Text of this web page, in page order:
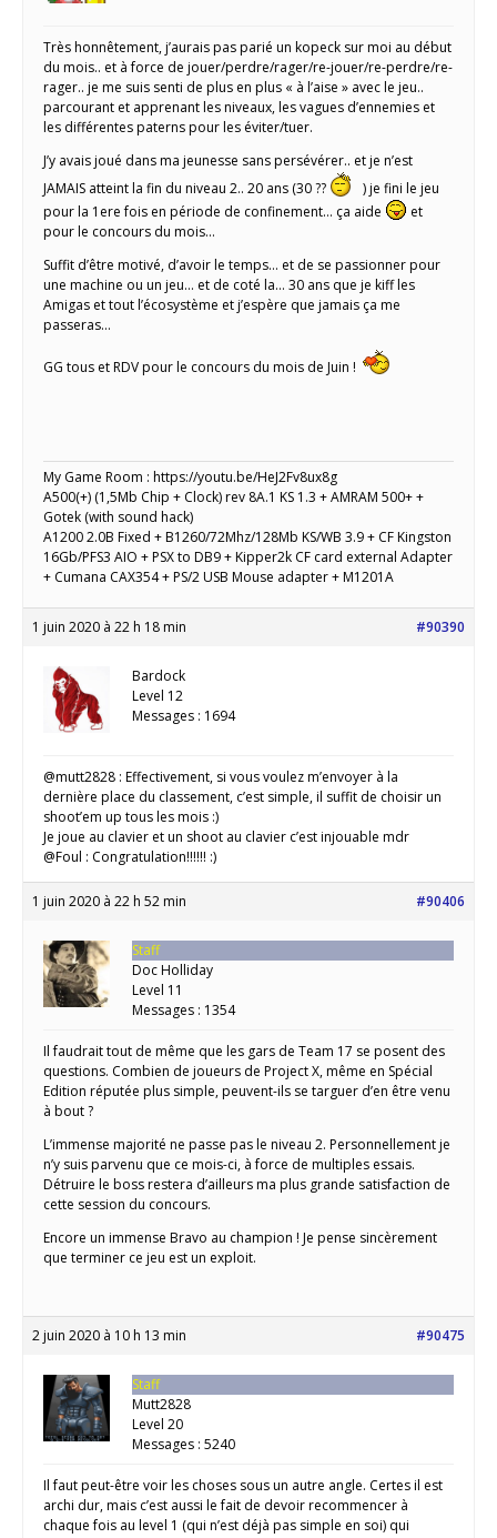
Très honnêtement, j’aurais pas parié un kopeck sur moi au début
du mois.. et à force de jouer/perdre/rager/re-jouer/re-perdre/re-
rager.. je me suis senti de plus en plus « à l’aise » avec le jeu..
parcourant et apprenant les niveaux, les vagues d’ennemies et
les différentes paterns pour les éviter/tuer.
J’y avais joué dans ma jeunesse sans persévérer.. et je n’est
JAMAIS atteint la fin du niveau 2.. 20 ans (30 ??
) je fini le jeu
pour la 1ere fois en période de confinement… ça aide
et
pour le concours du mois…
Suffit d’être motivé, d’avoir le temps… et de se passionner pour
une machine ou un jeu… et de coté la… 30 ans que je kiff les
Amigas et tout l’écosystème et j’espère que jamais ça me
passeras…
GG tous et RDV pour le concours du mois de Juin !
My Game Room : https://youtu.be/HeJ2Fv8ux8g
A500(+) (1,5Mb Chip + Clock) rev 8A.1 KS 1.3 + AMRAM 500+ +
Gotek (with sound hack)
A1200 2.0B Fixed + B1260/72Mhz/128Mb KS/WB 3.9 + CF Kingston
16Gb/PFS3 AIO + PSX to DB9 + Kipper2k CF card external Adapter
+ Cumana CAX354 + PS/2 USB Mouse adapter + M1201A
1 juin 2020 à 22 h 18 min #90390
Bardock
Level 12
Messages : 1694
@mutt2828 : Effectivement, si vous voulez m’envoyer à la
dernière place du classement, c’est simple, il suffit de choisir un
shoot’em up tous les mois :)
Je joue au clavier et un shoot au clavier c’est injouable mdr
@Foul : Congratulation!!!!!! :)
1 juin 2020 à 22 h 52 min #90406
Staff
Doc Holliday
Level 11
Messages : 1354
Il faudrait tout de même que les gars de Team 17 se posent des
questions. Combien de joueurs de Project X, même en Spécial
Edition réputée plus simple, peuvent-ils se targuer d’en être venu
à bout ?
L’immense majorité ne passe pas le niveau 2. Personnellement je
n’y suis parvenu que ce mois-ci, à force de multiples essais.
Détruire le boss restera d’ailleurs ma plus grande satisfaction de
cette session du concours.
Encore un immense Bravo au champion ! Je pense sincèrement
que terminer ce jeu est un exploit.
2 juin 2020 à 10 h 13 min #90475
Staff
Mutt2828
Level 20
Messages : 5240
Il faut peut-être voir les choses sous un autre angle. Certes il est
archi dur, mais c’est aussi le fait de devoir recommencer à
chaque fois au level 1 (qui n’est déjà pas simple en soi) qui